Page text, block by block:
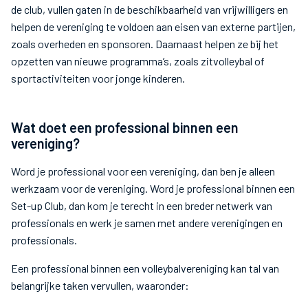
de club, vullen gaten in de beschikbaarheid van vrijwilligers en
helpen de vereniging te voldoen aan eisen van externe partijen,
zoals overheden en sponsoren. Daarnaast helpen ze bij het
opzetten van nieuwe programma’s, zoals zitvolleybal of
sportactiviteiten voor jonge kinderen.
Wat doet een professional binnen een
vereniging?
Word je professional voor een vereniging, dan ben je alleen
werkzaam voor de vereniging. Word je professional binnen een
Set-up Club, dan kom je terecht in een breder netwerk van
professionals en werk je samen met andere verenigingen en
professionals.
Een professional binnen een volleybalvereniging kan tal van
belangrijke taken vervullen, waaronder: